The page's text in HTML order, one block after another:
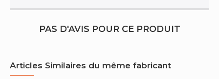
PAS D'AVIS POUR CE PRODUIT
Articles Similaires du même fabricant